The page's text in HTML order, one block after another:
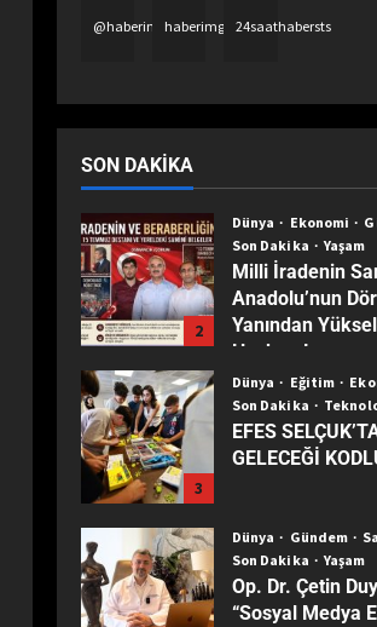
@haberimgazetehaberimgazetetv24saathabersts
SON DAKIKA
ZİRVEDE
2
Dünya Ekonomi
Son Dakika
Yaşam
Milli İradenin
Anadolu’nun
Yanından
Haykırış!
3
Dünya Eğitim
Son Dakika
EFES
GELECEĞİ
Dünya Gündem
Son Dakika
Yaşam
Op. Dr. Çetin
“Sosyal Medya